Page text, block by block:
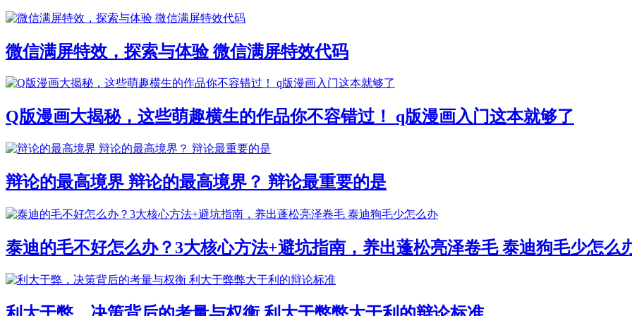
微信满屏特效，探索与体验 微信满屏特效代码
Q版漫画大揭秘，这些萌趣横生的作品你不容错过！ q版漫画入门这本就够了
辩论的最高境界 辩论的最高境界？ 辩论最重要的是
泰迪的毛不好怎么办？3大核心方法+避坑指南，养出蓬松亮泽卷毛 泰迪狗毛少怎么